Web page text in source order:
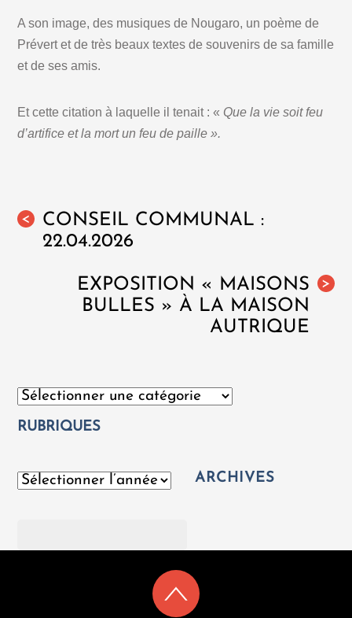
A son image, des musiques de Nougaro, un poème de
Prévert et de très beaux textes de souvenirs de sa famille
et de ses amis.
Et cette citation à laquelle il tenait : «Que la vie soit feu
d’artifice et la mort un feu de paille ».
<
CONSEIL COMMUNAL :
22.04.2026
>
EXPOSITION « MAISONS
BULLES » À LA MAISON
AUTRIQUE
Catégories
RUBRIQUES
Archives ARCHIVES